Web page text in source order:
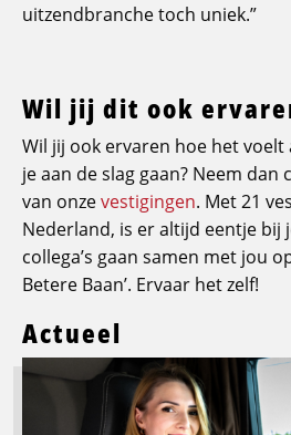
uitzendbranche toch uniek.”
Wil jij dit ook
Wil jij ook ervaren hoe het
je aan de slag gaan? Neem
van onzevestigingen. Met 21
Nederland, is er altijd eentje bij
collega’s gaan samen met jou
Betere Baan’. Ervaar het zelf!
Actueel
Lees